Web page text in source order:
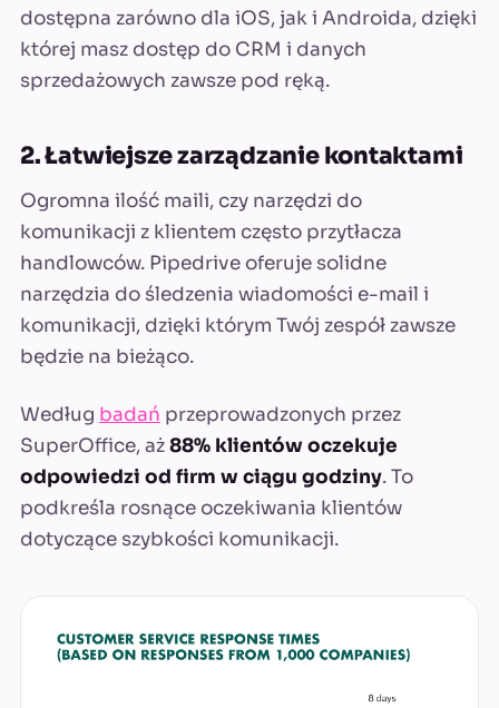
dostępna zarówno dla iOS, jak i Androida, dzięki
której masz dostęp do CRM i danych
sprzedażowych zawsze pod ręką.
2. Łatwiejsze zarządzanie kontaktami
Ogromna ilość maili, czy narzędzi do
komunikacji z klientem często przytłacza
handlowców. Pipedrive oferuje solidne
narzędzia do śledzenia wiadomości e-mail i
komunikacji, dzięki którym Twój zespół zawsze
będzie na bieżąco.
Według badań przeprowadzonych przez
SuperOffice, aż88% klientów oczekuje
odpowiedzi od firm w ciągu godziny. To
podkreśla rosnące oczekiwania klientów
dotyczące szybkości komunikacji.